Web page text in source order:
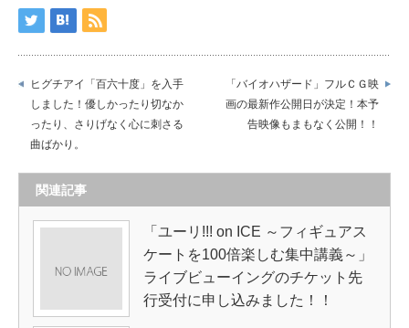
ヒグチアイ「百六十度」を入手
しました！優しかったり切なか
ったり、さりげなく心に刺さる
曲ばかり。
「バイオハザード」フルＣＧ映
画の最新作公開日が決定！本予
告映像もまもなく公開！！
関連記事
「ユーリ!!! on ICE ～フィギュアス
ケートを100倍楽しむ集中講義～」
ライブビューイングのチケット先
行受付に申し込みました！！